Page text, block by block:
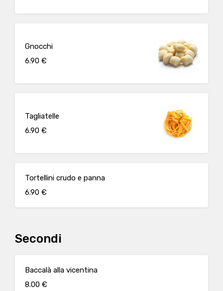
Gnocchi
6.90 €
Tagliatelle
6.90 €
Tortellini crudo e panna
6.90 €
Secondi
Baccalà alla vicentina
8.00 €